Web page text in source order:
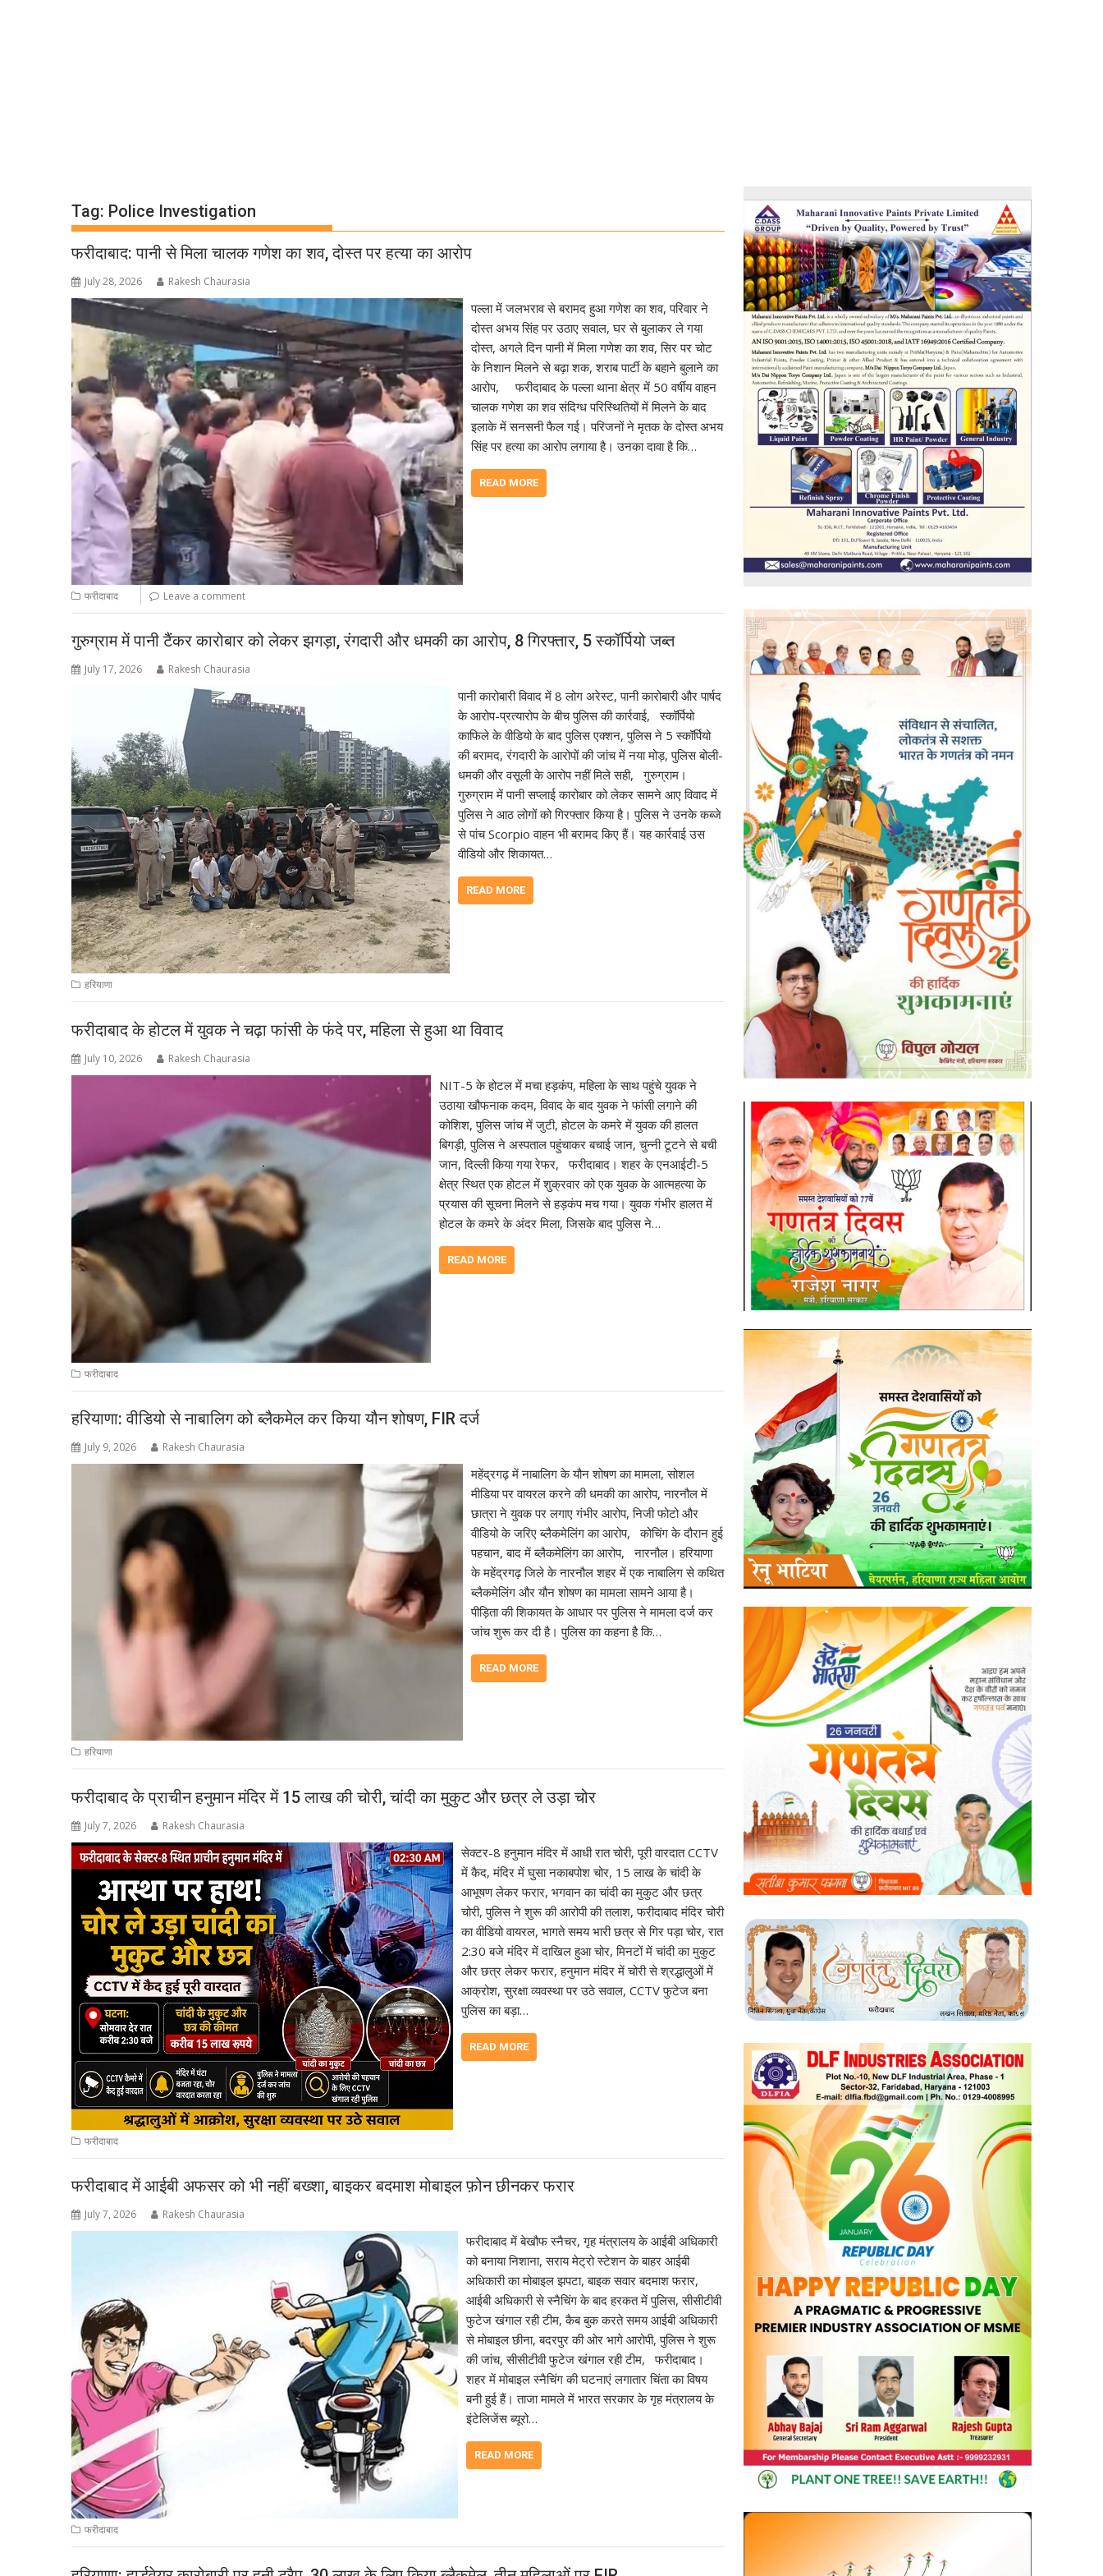
Tag: Police Investigation
फरीदाबाद: पानी से मिला चालक गणेश का शव, दोस्त पर हत्या का आरोप
July 28, 2026 Rakesh Chaurasia
पल्ला में जलभराव से बरामद हुआ गणेश का शव, परिवार ने
दोस्त अभय सिंह पर उठाए सवाल, घर से बुलाकर ले गया
दोस्त, अगले दिन पानी में मिला गणेश का शव, सिर पर चोट
के निशान मिलने से बढ़ा शक, शराब पार्टी के बहाने बुलाने का
आरोप, फरीदाबाद के पल्ला थाना क्षेत्र में 50 वर्षीय वाहन
चालक गणेश का शव संदिग्ध परिस्थितियों में मिलने के बाद
इलाके में सनसनी फैल गई। परिजनों ने मृतक के दोस्त अभय
सिंह पर हत्या का आरोप लगाया है। उनका दावा है कि…
READ MORE
फरीदाबाद Leave a comment
गुरुग्राम में पानी टैंकर कारोबार को लेकर झगड़ा, रंगदारी और धमकी का आरोप, 8 गिरफ्तार, 5 स्कॉर्पियो जब्त
July 17, 2026 Rakesh Chaurasia
पानी कारोबारी विवाद में 8 लोग अरेस्ट, पानी कारोबारी और पार्षद
के आरोप-प्रत्यारोप के बीच पुलिस की कार्रवाई, स्कॉर्पियो
काफिले के वीडियो के बाद पुलिस एक्शन, पुलिस ने 5 स्कॉर्पियो
की बरामद, रंगदारी के आरोपों की जांच में नया मोड़, पुलिस बोली-
धमकी और वसूली के आरोप नहीं मिले सही, गुरुग्राम।
गुरुग्राम में पानी सप्लाई कारोबार को लेकर सामने आए विवाद में
पुलिस ने आठ लोगों को गिरफ्तार किया है। पुलिस ने उनके कब्जे
से पांच Scorpio वाहन भी बरामद किए हैं। यह कार्रवाई उस
वीडियो और शिकायत…
READ MORE
हरियाणा
फरीदाबाद के होटल में युवक ने चढ़ा फांसी के फंदे पर, महिला से हुआ था विवाद
July 10, 2026 Rakesh Chaurasia
NIT-5 के होटल में मचा हड़कंप, महिला के साथ पहुंचे युवक ने
उठाया खौफनाक कदम, विवाद के बाद युवक ने फांसी लगाने की
कोशिश, पुलिस जांच में जुटी, होटल के कमरे में युवक की हालत
बिगड़ी, पुलिस ने अस्पताल पहुंचाकर बचाई जान, चुन्नी टूटने से बची
जान, दिल्ली किया गया रेफर, फरीदाबाद। शहर के एनआईटी-5
क्षेत्र स्थित एक होटल में शुक्रवार को एक युवक के आत्महत्या के
प्रयास की सूचना मिलने से हड़कंप मच गया। युवक गंभीर हालत में
होटल के कमरे के अंदर मिला, जिसके बाद पुलिस ने…
READ MORE
फरीदाबाद
हरियाणा: वीडियो से नाबालिग को ब्लैकमेल कर किया यौन शोषण, FIR दर्ज
July 9, 2026 Rakesh Chaurasia
महेंद्रगढ़ में नाबालिग के यौन शोषण का मामला, सोशल
मीडिया पर वायरल करने की धमकी का आरोप, नारनौल में
छात्रा ने युवक पर लगाए गंभीर आरोप, निजी फोटो और
वीडियो के जरिए ब्लैकमेलिंग का आरोप, कोचिंग के दौरान हुई
पहचान, बाद में ब्लैकमेलिंग का आरोप, नारनौल। हरियाणा
के महेंद्रगढ़ जिले के नारनौल शहर में एक नाबालिग से कथित
ब्लैकमेलिंग और यौन शोषण का मामला सामने आया है।
पीड़िता की शिकायत के आधार पर पुलिस ने मामला दर्ज कर
जांच शुरू कर दी है। पुलिस का कहना है कि…
READ MORE
हरियाणा
फरीदाबाद के प्राचीन हनुमान मंदिर में 15 लाख की चोरी, चांदी का मुकुट और छत्र ले उड़ा चोर
July 7, 2026 Rakesh Chaurasia
सेक्टर-8 हनुमान मंदिर में आधी रात चोरी, पूरी वारदात CCTV
में कैद, मंदिर में घुसा नकाबपोश चोर, 15 लाख के चांदी के
आभूषण लेकर फरार, भगवान का चांदी का मुकुट और छत्र
चोरी, पुलिस ने शुरू की आरोपी की तलाश, फरीदाबाद मंदिर चोरी
का वीडियो वायरल, भागते समय भारी छत्र से गिर पड़ा चोर, रात
2:30 बजे मंदिर में दाखिल हुआ चोर, मिनटों में चांदी का मुकुट
और छत्र लेकर फरार, हनुमान मंदिर में चोरी से श्रद्धालुओं में
आक्रोश, सुरक्षा व्यवस्था पर उठे सवाल, CCTV फुटेज बना
पुलिस का बड़ा…
READ MORE
फरीदाबाद
फरीदाबाद में आईबी अफसर को भी नहीं बख्शा, बाइकर बदमाश मोबाइल फ़ोन छीनकर फरार
July 7, 2026 Rakesh Chaurasia
फरीदाबाद में बेखौफ स्नैचर, गृह मंत्रालय के आईबी अधिकारी
को बनाया निशाना, सराय मेट्रो स्टेशन के बाहर आईबी
अधिकारी का मोबाइल झपटा, बाइक सवार बदमाश फरार,
आईबी अधिकारी से स्नैचिंग के बाद हरकत में पुलिस, सीसीटीवी
फुटेज खंगाल रही टीम, कैब बुक करते समय आईबी अधिकारी
से मोबाइल छीना, बदरपुर की ओर भागे आरोपी, पुलिस ने शुरू
की जांच, सीसीटीवी फुटेज खंगाल रही टीम, फरीदाबाद।
शहर में मोबाइल स्नैचिंग की घटनाएं लगातार चिंता का विषय
बनी हुई हैं। ताजा मामले में भारत सरकार के गृह मंत्रालय के
इंटेलिजेंस ब्यूरो…
READ MORE
फरीदाबाद